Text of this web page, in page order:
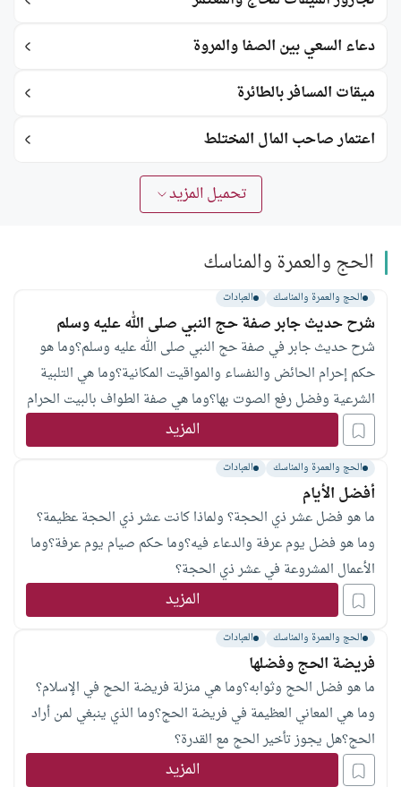
دعاء السعي بين الصفا والمروة
ميقات المسافر بالطائرة
اعتمار صاحب المال المختلط
تحميل المزيد
الحج والعمرة والمناسك
الحج والعمرة والمناسك العبادات
شرح حديث جابر صفة حج النبي صلى الله عليه وسلم
شرح حديث جابر في صفة حج النبي صلى الله عليه وسلم؟وما هو
حكم إحرام الحائض والنفساء والمواقيت المكانية؟وما هي التلبية
الشرعية وفضل رفع الصوت بها؟وما هي صفة الطواف بالبيت الحرام
والسنن المتعلقة به؟وصفة السعي بين الصفا والمروة وأحكامه؟
المزيد
الحج والعمرة والمناسك العبادات
أفضل الأيام
ما هو فضل عشر ذي الحجة؟ ولماذا كانت عشر ذي الحجة عظيمة؟
وما هو فضل يوم عرفة والدعاء فيه؟وما حكم صيام يوم عرفة؟وما
الأعمال المشروعة في عشر ذي الحجة؟
المزيد
الحج والعمرة والمناسك العبادات
فريضة الحج وفضلها
ما هو فضل الحج وثوابه؟وما هي منزلة فريضة الحج في الإسلام؟
وما هي المعاني العظيمة في فريضة الحج؟وما الذي ينبغي لمن أراد
الحج؟هل يجوز تأخير الحج مع القدرة؟
المزيد